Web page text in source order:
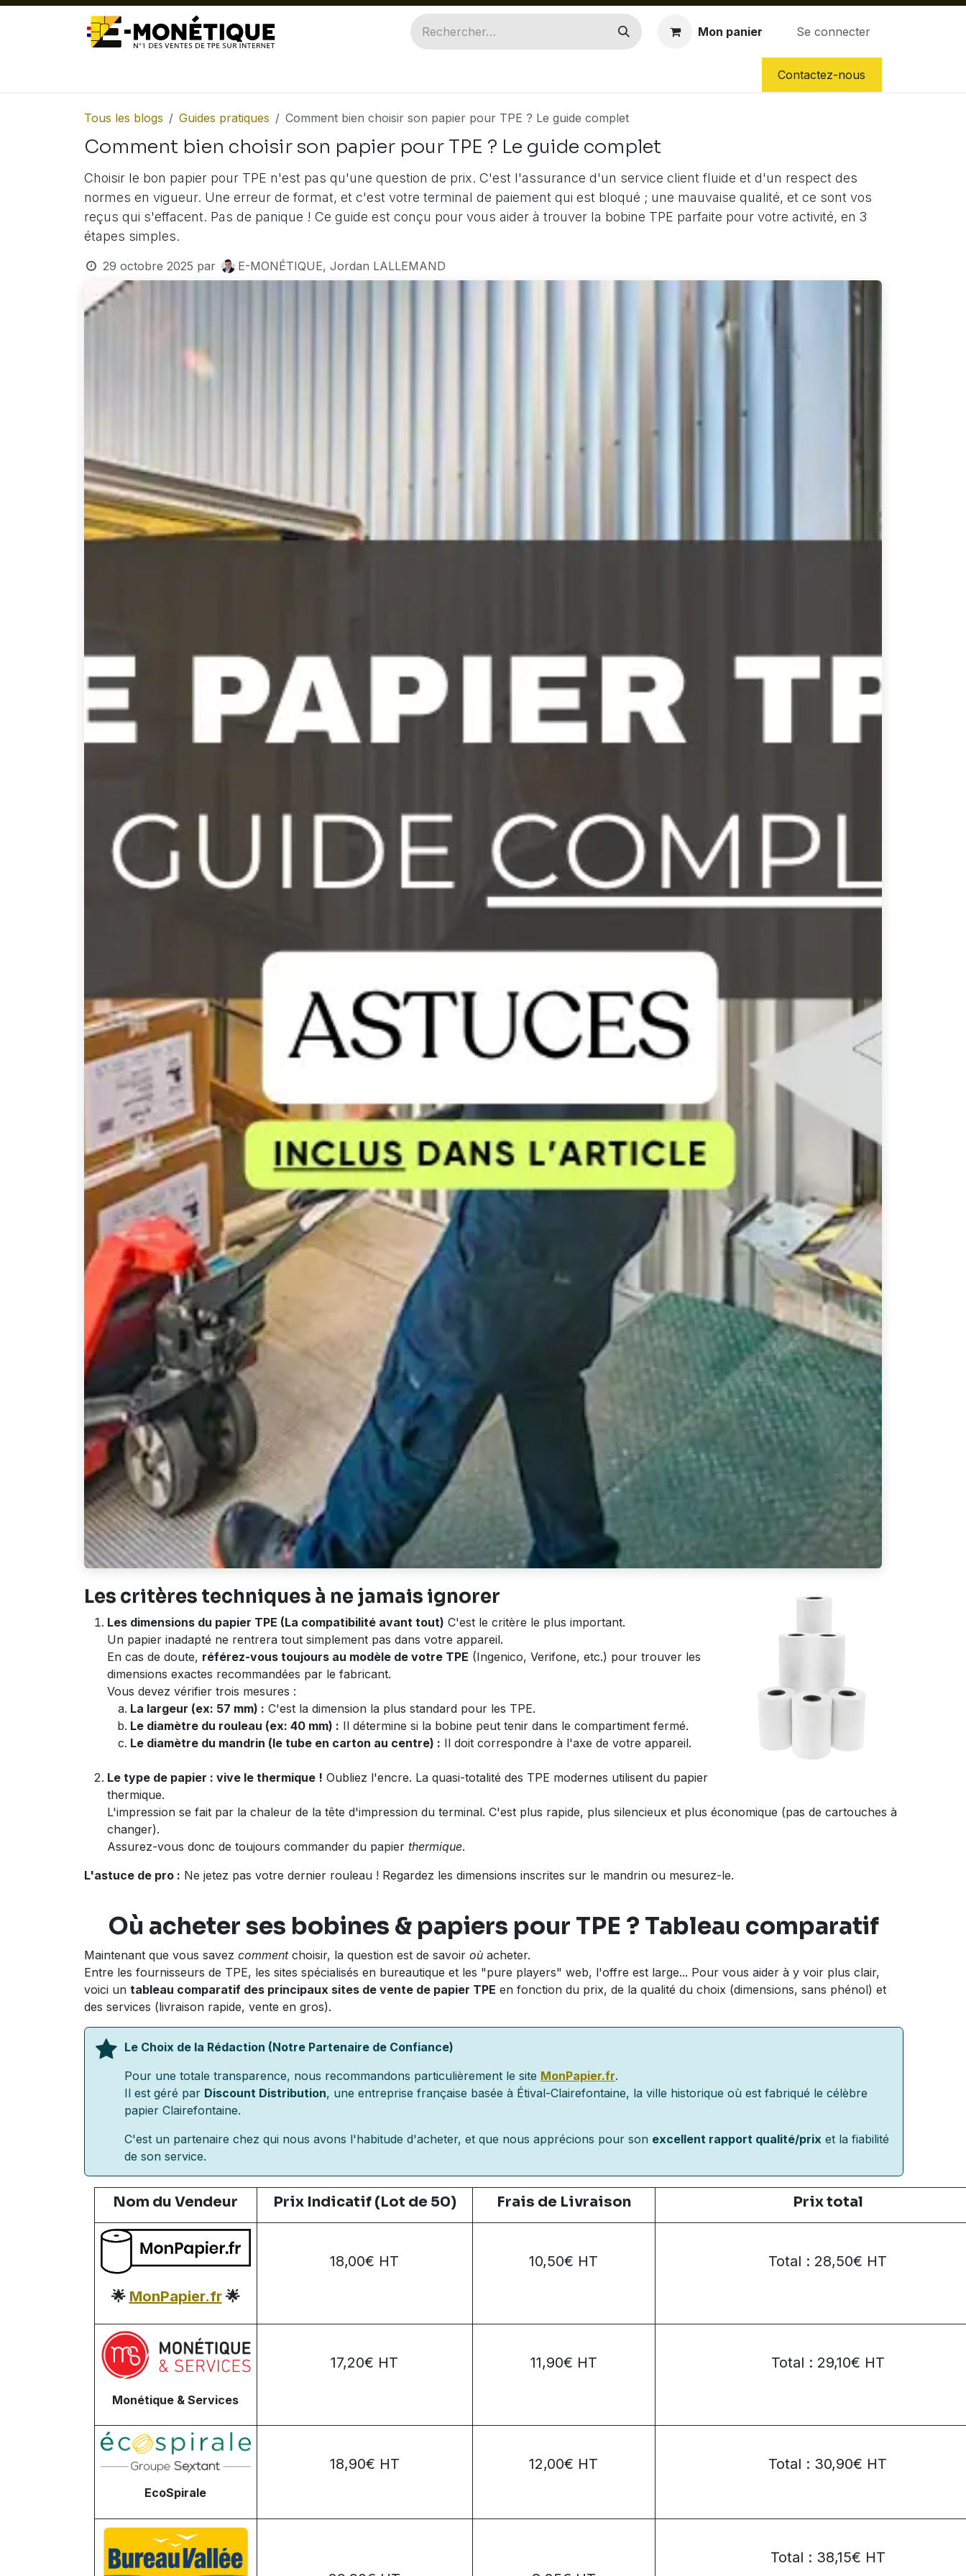
Se rendre au contenu
Mon panier
Se connecter
NOS SERVICES
Contactez-nous
Tous les blogs Guides pratiques Comment bien choisir son papier pour TPE ? Le guide complet
Comment bien choisir son papier pour TPE ? Le guide complet
Choisir le bon papier pour TPE n'est pas qu'une question de prix. C'est l'assurance d'un service client fluide et d'un respect des
normes en vigueur. Une erreur de format, et c'est votre terminal de paiement qui est bloqué ; une mauvaise qualité, et ce sont vos
reçus qui s'effacent. Pas de panique ! Ce guide est conçu pour vous aider à trouver la bobine TPE parfaite pour votre activité, en 3
étapes simples.
29 octobre 2025 par E-MONÉTIQUE, Jordan LALLEMAND
Les critères techniques à ne jamais ignorer
Les dimensions du papier TPE (La compatibilité avant tout) C'est le critère le plus important.
Un papier inadapté ne rentrera tout simplement pas dans votre appareil.
En cas de doute, référez-vous toujours au modèle de votre TPE (Ingenico, Verifone, etc.) pour trouver les
dimensions exactes recommandées par le fabricant.
Vous devez vérifier trois mesures :
La largeur (ex: 57 mm) : C'est la dimension la plus standard pour les TPE.
Le diamètre du rouleau (ex: 40 mm) : Il détermine si la bobine peut tenir dans le compartiment fermé.
Le diamètre du mandrin (le tube en carton au centre) : Il doit correspondre à l'axe de votre appareil.
Le type de papier : vive le thermique ! Oubliez l'encre. La quasi-totalité des TPE modernes utilisent du papier
thermique.
L'impression se fait par la chaleur de la tête d'impression du terminal. C'est plus rapide, plus silencieux et plus économique (pas de cartouches à
changer).
Assurez-vous donc de toujours commander du papier thermique.
L'astuce de pro : Ne jetez pas votre dernier rouleau ! Regardez les dimensions inscrites sur le mandrin ou mesurez-le.
Où acheter ses bobines & papiers pour TPE ? Tableau comparatif
Maintenant que vous savez commentchoisir, la question est de savoir où acheter.
Entre les fournisseurs de TPE, les sites spécialisés en bureautique et les "pure players" web, l'offre est large... Pour vous aider à y voir plus clair,
voici un tableau comparatif des principaux sites de vente de papier TPE en fonction du prix, de la qualité du choix (dimensions, sans phénol) et
des services (livraison rapide, vente en gros).
Le Choix de la Rédaction (Notre Partenaire de Confiance)
Pour une totale transparence, nous recommandons particulièrement le site MonPapier.fr.
Il est géré par Discount Distribution, une entreprise française basée à Étival-Clairefontaine, la ville historique où est fabriqué le célèbre
papier Clairefontaine.
C'est un partenaire chez qui nous avons l'habitude d'acheter, et que nous apprécions pour son excellent rapport qualité/prix et la fiabilité
de son service.
Nom du Vendeur Prix Indicatif (Lot de 50) Frais de Livraison Prix total
🌟 MonPapier.fr🌟
18,00€ HT 10,50€ HT Total : 28,50€ HT
Monétique & Services
17,20€ HT 11,90€ HT Total : 29,10€ HT
EcoSpirale
18,90€ HT 12,00€ HT Total : 30,90€ HT
Total : 38,15€ HT